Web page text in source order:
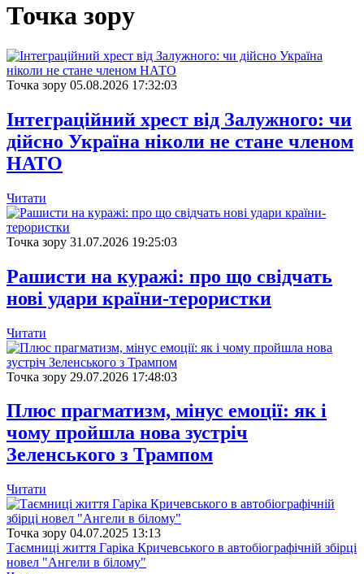
Точка зору
Точка зору 05.08.2026 17:32:03
Інтеграційний хрест від Залужного: чи
дійсно Україна ніколи не стане членом
НАТО
Читати
Точка зору 31.07.2026 19:25:03
Рашисти на куражі: про що свідчать
нові удари країни-терористки
Читати
Точка зору 29.07.2026 17:48:03
Плюс прагматизм, мінус емоції: як і
чому пройшла нова зустріч
Зеленського з Трампом
Читати
Точка зору 04.07.2025 13:13
Таємниці життя Гаріка Кричевського в автобіографічній збірці
новел "Ангели в білому"